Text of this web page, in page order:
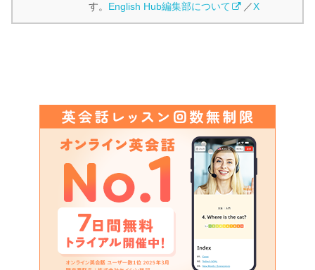
す。 English Hub編集部について ／X